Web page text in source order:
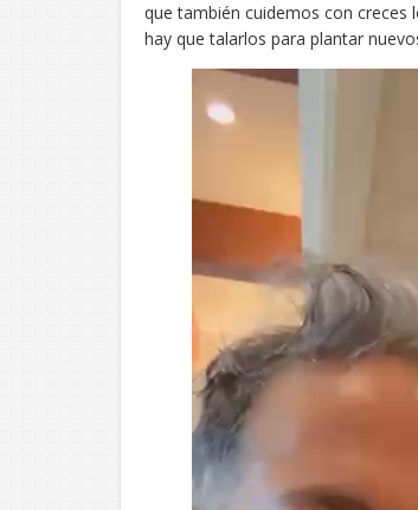
que también cuidemos con creces
hay que talarlos para plantar